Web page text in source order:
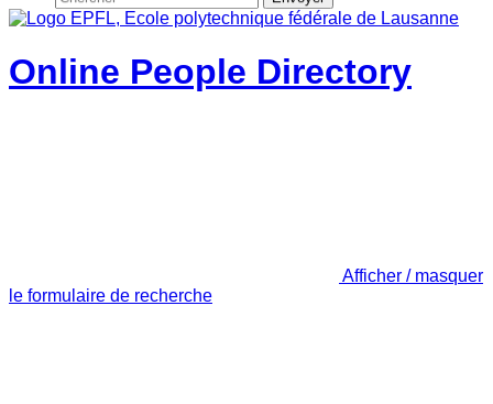
Online People Directory
Afficher / masquer
le formulaire de recherche